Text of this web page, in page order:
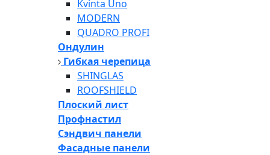
Kvinta Uno
MODERN
QUADRO PROFI
Ондулин
Гибкая черепица
SHINGLAS
ROOFSHIELD
Плоский лист
Профнастил
Сэндвич панели
Фасадные панели